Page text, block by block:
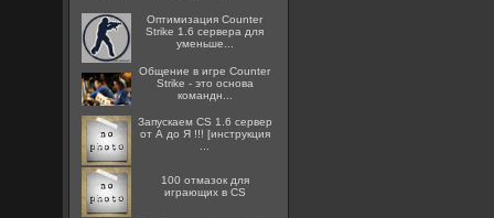
Оптимизация Counter
Strike 1.6 сервера для
уменьше...
Общение в игре Counter
Strike - это основа
командн...
Запускаем CS 1.6 сервер
от А до Я !!! [инструкция
100 отмазок для
играющих в CS